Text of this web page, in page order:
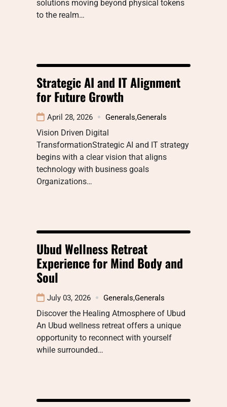
solutions moving beyond physical tokens
to the realm…
Strategic AI and IT Alignment
for Future Growth
April 28, 2026 Generals,Generals
Vision Driven Digital
TransformationStrategic AI and IT strategy
begins with a clear vision that aligns
technology with business goals
Organizations…
Ubud Wellness Retreat
Experience for Mind Body and
Soul
July 03, 2026 Generals,Generals
Discover the Healing Atmosphere of Ubud
An Ubud wellness retreat offers a unique
opportunity to reconnect with yourself
while surrounded…